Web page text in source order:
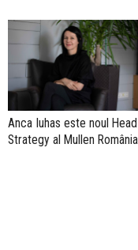
Anca Iuhas este noul
Strategy al Mullen România